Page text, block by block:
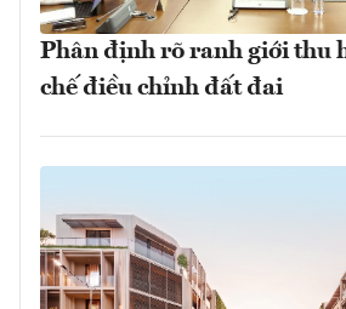
Phân định rõ ranh giới thu
chế điều chỉnh đất đai